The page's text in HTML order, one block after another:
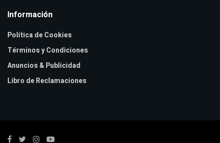
Información
Política de Cookies
Términos y Condiciones
Anuncios & Publicidad
Libro de Reclamaciones